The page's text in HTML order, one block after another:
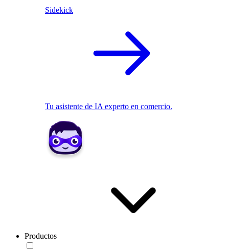
Sidekick
Tu asistente de IA experto en comercio.
Productos